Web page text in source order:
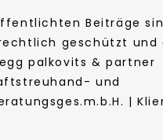
Beiträge
geschützt und
palkovits & partner
und
|